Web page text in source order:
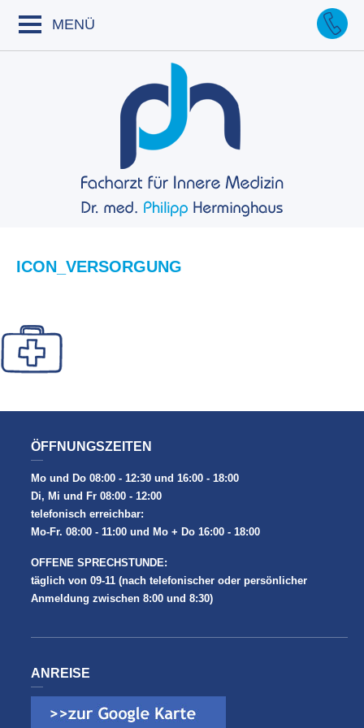
MENÜ
ICON_VERSORGUNG
ÖFFNUNGSZEITEN
Mo und Do 08:00 - 12:30 und 16:00 - 18:00
Di, Mi und Fr 08:00 - 12:00
telefonisch erreichbar:
Mo-Fr. 08:00 - 11:00 und Mo + Do 16:00 - 18:00
OFFENE SPRECHSTUNDE:
täglich von 09-11 (nach telefonischer oder persönlicher
Anmeldung zwischen 8:00 und 8:30)
ANREISE